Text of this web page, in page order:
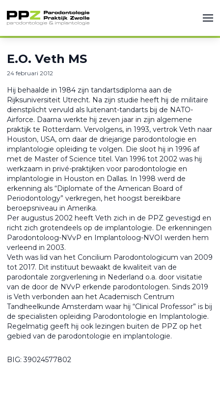
E.O. Veth MS
24 februari 2012
Hij behaalde in 1984 zijn tandartsdiploma aan de
Rijksuniversiteit Utrecht. Na zijn studie heeft hij de militaire
dienstplicht vervuld als luitenant-tandarts bij de NATO-
Airforce. Daarna werkte hij zeven jaar in zijn algemene
praktijk te Rotterdam. Vervolgens, in 1993, vertrok Veth naar
Houston, USA, om daar de driejarige parodontologie en
implantologie opleiding te volgen. Die sloot hij in 1996 af
met de Master of Science titel. Van 1996 tot 2002 was hij
werkzaam in privé-praktijken voor parodontologie en
implantologie in Houston en Dallas. In 1998 werd de
erkenning als “Diplomate of the American Board of
Periodontology” verkregen, het hoogst bereikbare
beroepsniveau in Amerika.
Per augustus 2002 heeft Veth zich in de PPZ gevestigd en
richt zich grotendeels op de implantologie. De erkenningen
Parodontoloog-NVvP en Implantoloog-NVOI werden hem
verleend in 2003.
Veth was lid van het Concilium Parodontologicum van 2009
tot 2017. Dit instituut bewaakt de kwaliteit van de
parodontale zorgverlening in Nederland o.a. door visitatie
van de door de NVvP erkende parodontologen. Sinds 2019
is Veth verbonden aan het Academisch Centrum
Tandheelkunde Amsterdam waar hij “Clinical Professor” is bij
de specialisten opleiding Parodontologie en Implantologie.
Regelmatig geeft hij ook lezingen buiten de PPZ op het
gebied van de parodontologie en implantologie.
BIG: 39024577802